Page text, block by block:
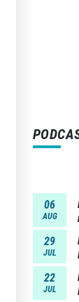
06
AUG
29
JUL
22
JUL